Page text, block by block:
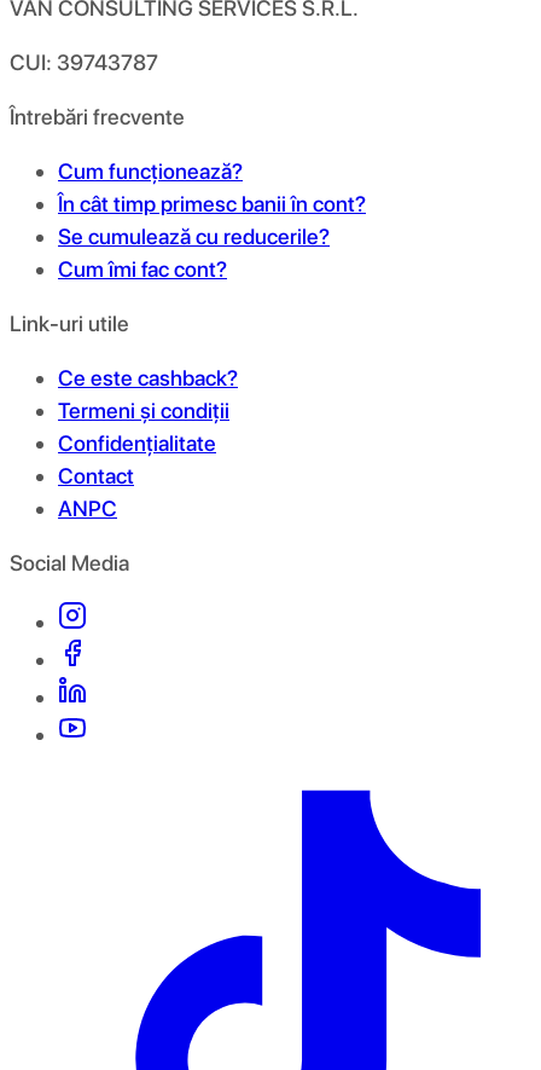
VAN CONSULTING SERVICES S.R.L.
CUI: 39743787
Întrebări frecvente
Cum funcționează?
În cât timp primesc banii în cont?
Se cumulează cu reducerile?
Cum îmi fac cont?
Link-uri utile
Ce este cashback?
Termeni și condiții
Confidențialitate
Contact
ANPC
Social Media